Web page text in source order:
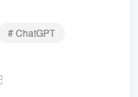
# ChatGPT